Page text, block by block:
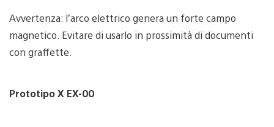
Avvertenza: l’arco elettrico genera un forte campo
magnetico. Evitare di usarlo in prossimità di documenti
con graffette.
Prototipo X EX-00